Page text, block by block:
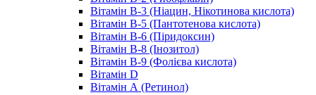
Вітамін B-3 (Ніацин, Нікотинова кислота)
Вітамін B-5 (Пантотенова кислота)
Вітамін B-6 (Піридоксин)
Вітамін B-8 (Інозитол)
Вітамін B-9 (Фолієва кислота)
Вітамін D
Вітамін А (Ретинол)